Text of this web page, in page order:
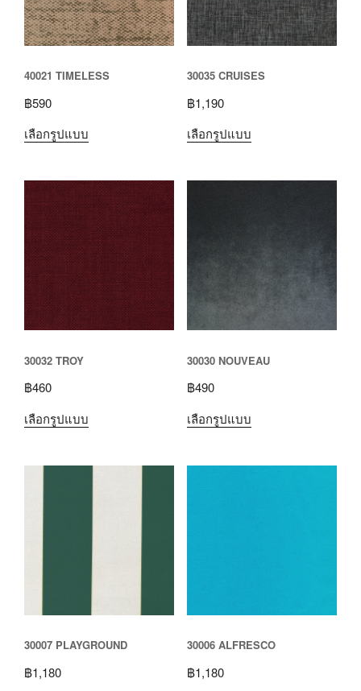
40021 TIMELESS
฿590
เลือกรูปแบบ
30035 CRUISES
฿1,190
เลือกรูปแบบ
30032 TROY
฿460
เลือกรูปแบบ
30030 NOUVEAU
฿490
เลือกรูปแบบ
30007 PLAYGROUND
฿1,180
30006 ALFRESCO
฿1,180